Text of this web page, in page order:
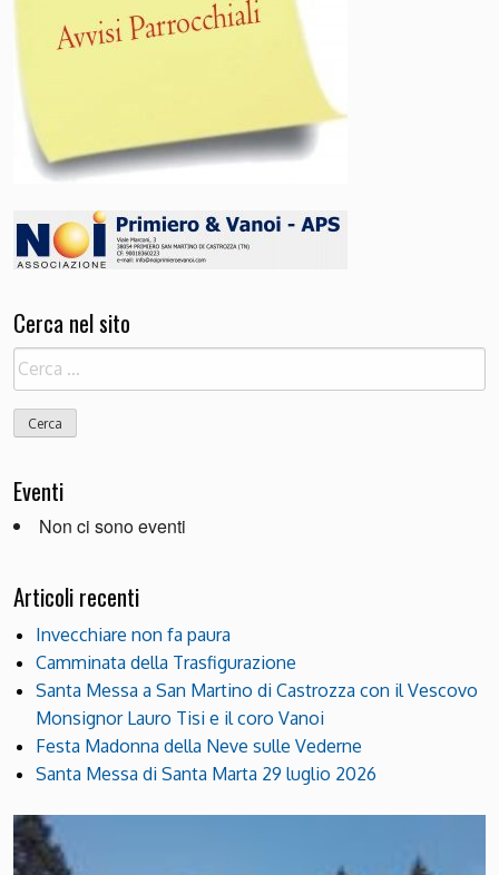
Cerca nel sito
Ricerca
per:
Eventi
Non ci sono eventi
Articoli recenti
Invecchiare non fa paura
Camminata della Trasfigurazione
Santa Messa a San Martino di Castrozza con il Vescovo
Monsignor Lauro Tisi e il coro Vanoi
Festa Madonna della Neve sulle Vederne
Santa Messa di Santa Marta 29 luglio 2026